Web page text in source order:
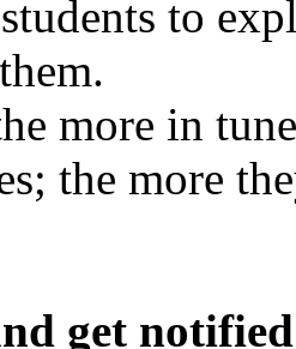
to
more in
the more
get notified